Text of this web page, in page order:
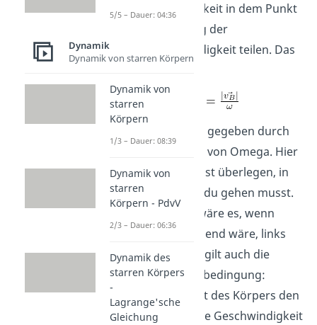
der Geschwindigkeit in dem Punkt
durch den Betrag der
Winkelgeschwindigkeit teilen. Das
Die Lage ist dann gegeben durch
die Drehrichtung von Omega. Hier
musst du dir selbst überlegen, in
welche Richtung du gehen musst.
In unserem Fall wäre es, wenn
Omega linksdrehend wäre, links
von B. Zusätzlich gilt auch die
sogenannte Haftbedingung:
Berührt ein Punkt des Körpers den
Boden, ist dort die Geschwindigkeit
5/5 – Dauer: 04:36
Dynamik
Dynamik von starren Körpern
Dynamik von
starren
Körpern
1/3 – Dauer: 08:39
Dynamik von
starren
Körpern - PdvV
2/3 – Dauer: 06:36
Dynamik des
starren Körpers
-
Lagrange'sche
Gleichung